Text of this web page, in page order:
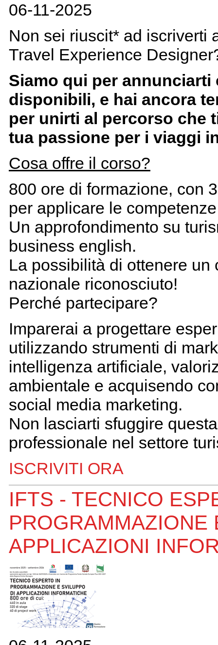
06-11-2025
Non sei riuscit* ad iscriverti
Travel Experience
Siamo qui per annunciarti
disponibili, e hai ancora
per unirti al percorso che
tua passione per i viaggi
Cosa offre il corso?
800 ore di formazione, con
per applicare le
Un approfondimento su
business english.
La possibilità di ottenere
nazionale riconosciuto!
Perché partecipare?
Imparerai a progettare
utilizzando strumenti di
intelligenza artificiale,
ambientale e acquisendo
social media marketing.
Non lasciarti sfuggire
professionale nel settore
ISCRIVITI ORA
IFTS - TECNICO
PROGRAMMAZIONE
APPLICAZIONI